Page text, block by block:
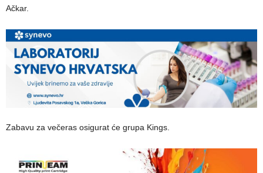
Ačkar.
Zabavu za večeras osigurat će grupa Kings.